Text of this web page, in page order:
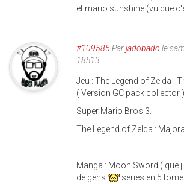
et mario sunshine (vu que
#109585Parjadobado le
18h13
Jeu : The Legend of Zelda :
( Version GC pack collector )
Super Mario Bros 3.
The Legend of Zelda :
Manga : Moon Sword ( que
de gens
séries en 5